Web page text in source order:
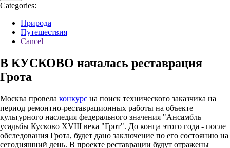
Categories:
Природа
Путешествия
Cancel
В КУСКОВО началась реставрация
Грота
Москва провела конкурс на поиск технического заказчика на
период ремонтно-реставрационных работы на объекте
культурного наследия федерального значения "Ансамбль
усадьбы Кусково ХVIII века "Грот". До конца этого года - после
обследования Грота, будет дано заключение по его состоянию на
сегодняшний день. В проекте реставрации будут отражены